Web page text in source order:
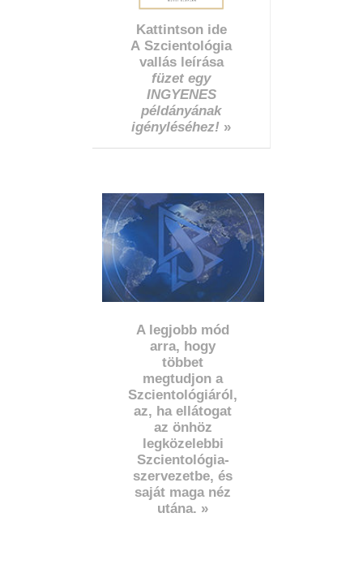
Kattintson ide
A Szcientológia
vallás leírása
füzet egy
INGYENES
példányának
igényléséhez! »
A legjobb mód
arra, hogy
többet
megtudjon a
Szcientológiáról,
az, ha ellátogat
az önhöz
legközelebbi
Szcientológia-
szervezetbe, és
saját maga néz
utána. »